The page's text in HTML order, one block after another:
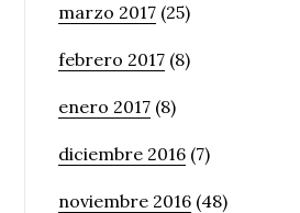
marzo 2017 (25)
febrero 2017 (8)
enero 2017 (8)
diciembre 2016 (7)
noviembre 2016 (48)